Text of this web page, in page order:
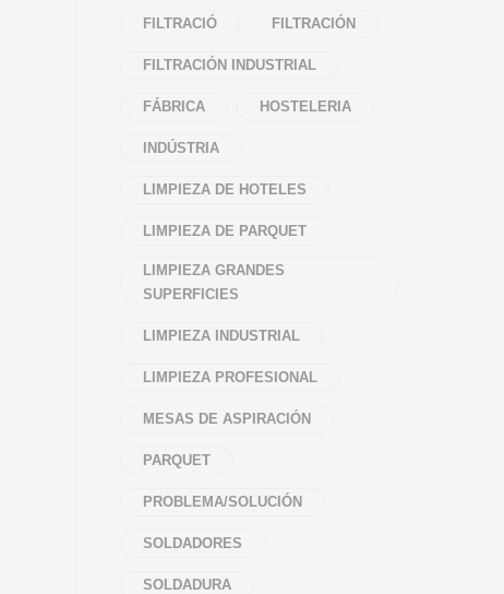
FILTRACIÓ FILTRACIÓN
FILTRACIÓN INDUSTRIAL
FÁBRICA HOSTELERIA
INDÚSTRIA
LIMPIEZA DE HOTELES
LIMPIEZA DE PARQUET
LIMPIEZA GRANDES
SUPERFICIES
LIMPIEZA INDUSTRIAL
LIMPIEZA PROFESIONAL
MESAS DE ASPIRACIÓN
PARQUET
PROBLEMA/SOLUCIÓN
SOLDADORES
SOLDADURA